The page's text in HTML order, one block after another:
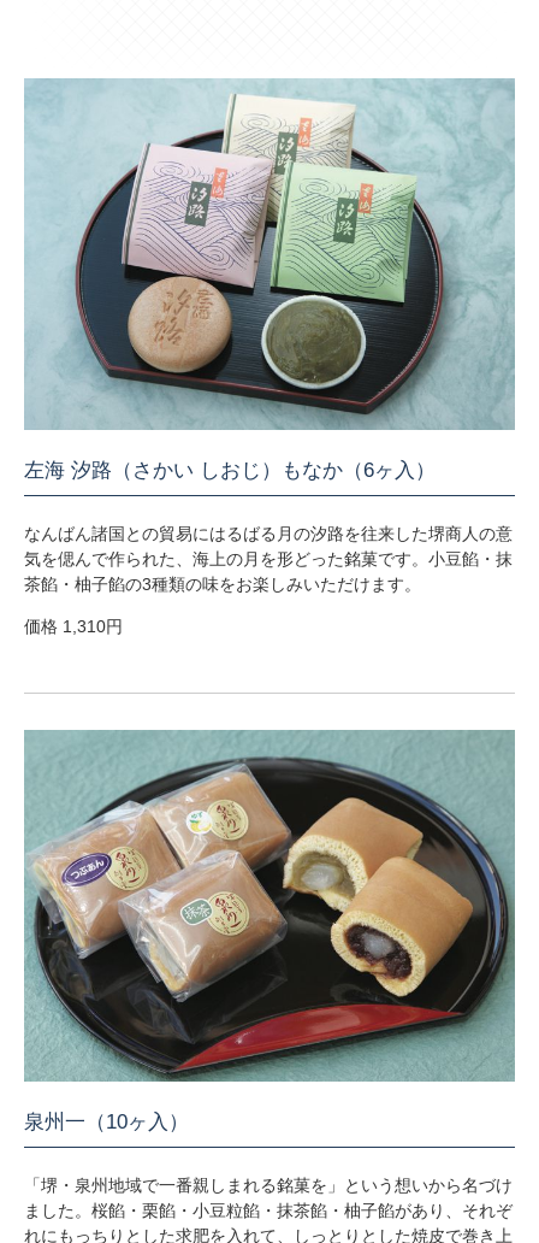
左海 汐路（さかい しおじ）もなか（6ヶ入）
なんばん諸国との貿易にはるばる月の汐路を往来した堺商人の意
気を偲んで作られた、海上の月を形どった銘菓です。小豆餡・抹
茶餡・柚子餡の3種類の味をお楽しみいただけます。
価格 1,310円
泉州一（10ヶ入）
「堺・泉州地域で一番親しまれる銘菓を」という想いから名づけ
ました。桜餡・栗餡・小豆粒餡・抹茶餡・柚子餡があり、それぞ
れにもっちりとした求肥を入れて、しっとりとした焼皮で巻き上